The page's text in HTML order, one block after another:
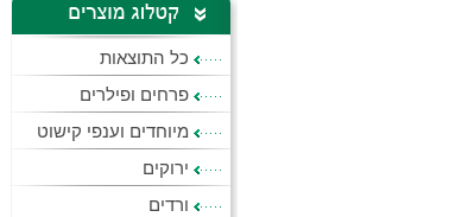
כל התוצאות
פרחים ופילרים
מיוחדים וענפי קישוט
ירוקים
ורדים